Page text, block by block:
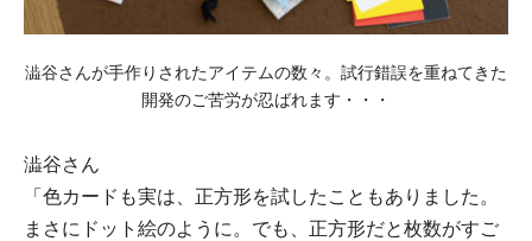
澁⾕さんが⼿作りされたアイテムの数々。試⾏錯誤を重ねてきた
開発のご苦労が忍ばれます・・・
澁⾕さん
「⾊カードも実は、正方形を試したこともありました。
まさにドット絵のように。でも、正⽅形だと枚数がすご